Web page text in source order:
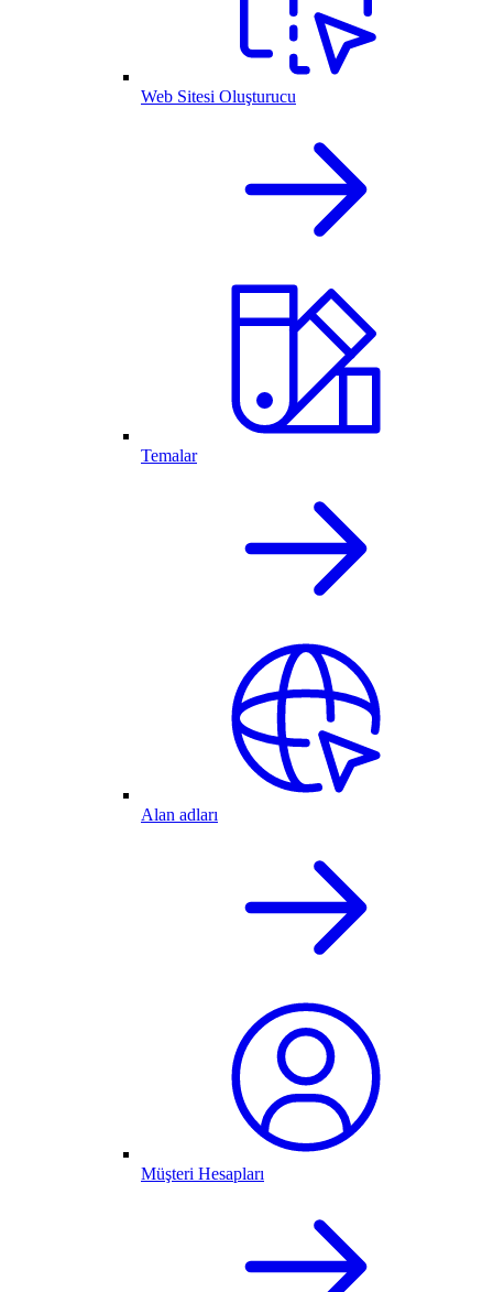
Web Sitesi Oluşturucu
Temalar
Alan adları
Müşteri Hesapları